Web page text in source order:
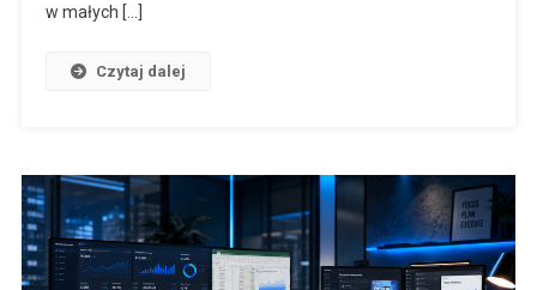
w małych […]
Czytaj dalej